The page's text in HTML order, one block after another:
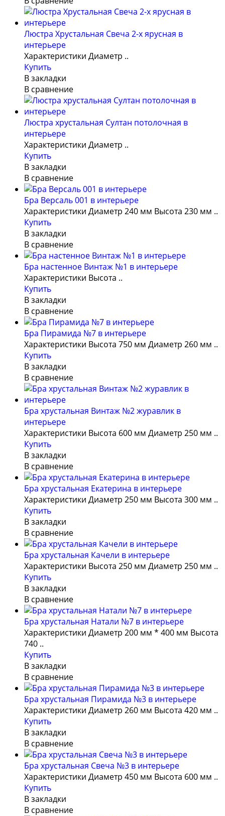
Люстра Хрустальная Свеча 2-х ярусная в
интерьере
Характеристики Диаметр ..
Купить
В закладки
В сравнение
Люстра хрустальная Султан потолочная в
интерьере
Характеристики Диаметр ..
Купить
В закладки
В сравнение
Бра Версаль 001 в интерьере
Характеристики Диаметр 240 мм Высота 230 мм ..
Купить
В закладки
В сравнение
Бра настенное Винтаж №1 в интерьере
Характеристики Высота ..
Купить
В закладки
В сравнение
Бра Пирамида №7 в интерьере
Характеристики Высота 750 мм Диаметр 260 мм ..
Купить
В закладки
В сравнение
Бра хрустальная Винтаж №2 журавлик в
интерьере
Характеристики Высота 600 мм Диаметр 250 мм ..
Купить
В закладки
В сравнение
Бра хрустальная Екатерина в интерьере
Характеристики Диаметр 250 мм Высота 300 мм ..
Купить
В закладки
В сравнение
Бра хрустальная Качели в интерьере
Характеристики Высота 250 мм Диаметр 250 мм ..
Купить
В закладки
В сравнение
Бра хрустальная Натали №7 в интерьере
Характеристики Диаметр 200 мм * 400 мм Высота
740 ..
Купить
В закладки
В сравнение
Бра хрустальная Пирамида №3 в интерьере
Характеристики Диаметр 260 мм Высота 420 мм ..
Купить
В закладки
В сравнение
Бра хрустальная Свеча №3 в интерьере
Характеристики Диаметр 450 мм Высота 600 мм ..
Купить
В закладки
В сравнение